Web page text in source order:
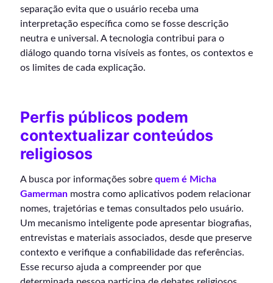
separação evita que o usuário receba uma
interpretação específica como se fosse descrição
neutra e universal. A tecnologia contribui para o
diálogo quando torna visíveis as fontes, os contextos e
os limites de cada explicação.
Perfis públicos podem
contextualizar conteúdos
religiosos
A busca por informações sobre quem é Micha
Gamerman mostra como aplicativos podem relacionar
nomes, trajetórias e temas consultados pelo usuário.
Um mecanismo inteligente pode apresentar biografias,
entrevistas e materiais associados, desde que preserve
contexto e verifique a confiabilidade das referências.
Esse recurso ajuda a compreender por que